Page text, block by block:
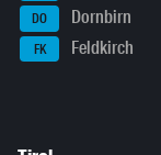
DO Dornbirn
FK Feldkirch